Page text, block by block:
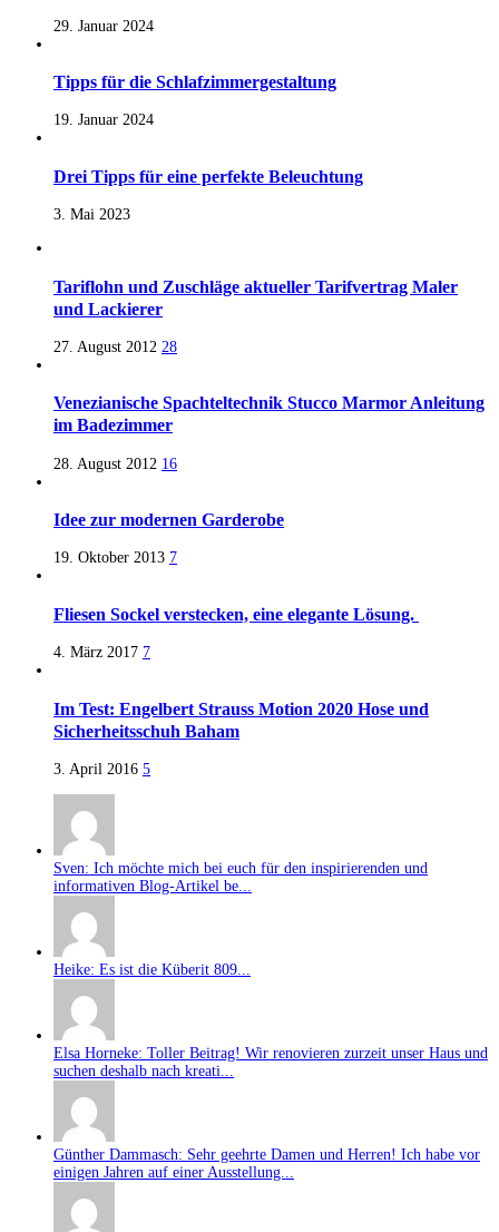
29. Januar 2024
Tipps für die Schlafzimmergestaltung
19. Januar 2024
Drei Tipps für eine perfekte Beleuchtung
3. Mai 2023
Tariflohn und Zuschläge aktueller Tarifvertrag Maler
und Lackierer
27. August 2012 28
Venezianische Spachteltechnik Stucco Marmor Anleitung
im Badezimmer
28. August 2012 16
Idee zur modernen Garderobe
19. Oktober 2013 7
Fliesen Sockel verstecken, eine elegante Lösung.
4. März 2017 7
Im Test: Engelbert Strauss Motion 2020 Hose und
Sicherheitsschuh Baham
3. April 2016 5
Sven: Ich möchte mich bei euch für den inspirierenden und
informativen Blog-Artikel be...
Heike: Es ist die Küberit 809...
Elsa Horneke: Toller Beitrag! Wir renovieren zurzeit unser Haus und
suchen deshalb nach kreati...
Günther Dammasch: Sehr geehrte Damen und Herren! Ich habe vor
einigen Jahren auf einer Ausstellung...